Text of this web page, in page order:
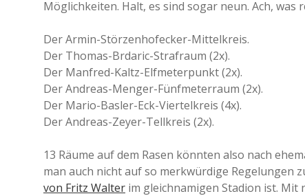
Möglichkeiten. Halt, es sind sogar neun. Ach, was
Der Armin-Störzenhofecker-Mittelkreis.
Der Thomas-Brdaric-Strafraum (2x).
Der Manfred-Kaltz-Elfmeterpunkt (2x).
Der Andreas-Menger-Fünfmeterraum (2x).
Der Mario-Basler-Eck-Viertelkreis (4x).
Der Andreas-Zeyer-Tellkreis (2x).
13 Räume auf dem Rasen könnten also nach
man auch nicht auf so merkwürdige Regelungen
von Fritz Walter im gleichnamigen Stadion ist.